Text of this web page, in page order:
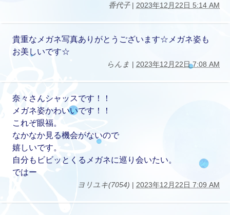
香代子| 2023年12月22日 5:14 AM
貴重なメガネ写真ありがとうございます☆メガネ姿も
お美しいです☆
らんま | 2023年12月22日 7:08 AM
奈々さんシャッスです！！
メガネ姿かわいいです！！
これぞ眼福。
なかなか見る機会がないので
嬉しいです。
自分もビビッとくるメガネに巡り会いたい。
ではー
ヨリユキ(7054) | 2023年12月22日 7:09 AM